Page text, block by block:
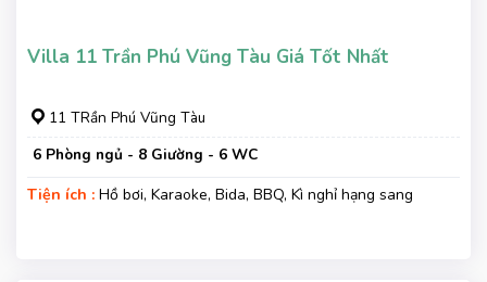
Villa 11 Trần Phú Vũng Tàu Giá Tốt Nhất
11 TRần Phú Vũng Tàu
6 Phòng ngủ - 8 Giường - 6 WC
Tiện ích : Hồ bơi, Karaoke, Bida, BBQ, Kì nghỉ hạng sang